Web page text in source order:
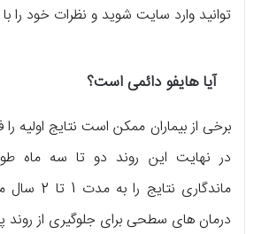
توانید وارد سایت شوید و نظرات خود را با
آیا هایفو دائمی است؟
برخی از بیماران ممکن است نتایج اولیه را
در نهایت این روند دو تا سه ماه
ماندگاری
درمان های سطحی برای جلوگیری از